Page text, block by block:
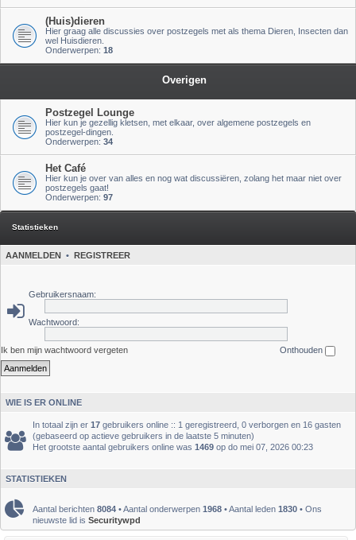
(Huis)dieren
Hier graag alle discussies over postzegels met als thema Dieren, Insecten dan
wel Huisdieren.
Onderwerpen: 18
Overigen
Postzegel Lounge
Hier kun je gezellig kletsen, met elkaar, over algemene postzegels en
postzegel-dingen.
Onderwerpen: 34
Het Café
Hier kun je over van alles en nog wat discussiëren, zolang het maar niet over
postzegels gaat!
Onderwerpen: 97
Statistieken
AANMELDEN • REGISTREER
Gebruikersnaam:
Wachtwoord:
Ik ben mijn wachtwoord vergeten Onthouden
WIE IS ER ONLINE
In totaal zijn er 17 gebruikers online :: 1 geregistreerd, 0 verborgen en 16 gasten
(gebaseerd op actieve gebruikers in de laatste 5 minuten)
Het grootste aantal gebruikers online was 1469 op do mei 07, 2026 00:23
STATISTIEKEN
Aantal berichten 8084 • Aantal onderwerpen 1968 • Aantal leden 1830 • Ons
nieuwste lid is Securitywpd